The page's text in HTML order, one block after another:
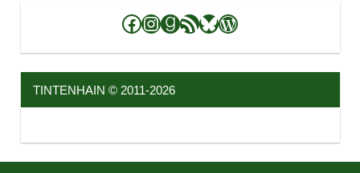
Facebook
Instagram
Goodreads
RSS-Feed
Bluesky
WordPress
TINTENHAIN © 2011-2026